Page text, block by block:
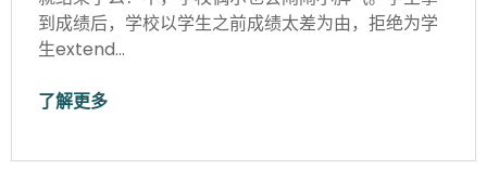
到成绩后，学校以学生之前成绩太差为由，拒绝为学
生extend…
了解更多